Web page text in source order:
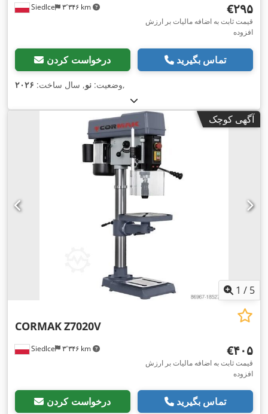
Siedlce ۳٬۳۴۶ km ‎€۲۹۵
قیمت ثابت به اضافه مالیات بر ارزش
افزوده
درخواست کردن تماس بگیرید
وضعیت: نو, سال ساخت: ۲۰۲۶ ,
آگهی کوچک
1 / 5
Siedlce ۳٬۳۴۶ km
CORMAKZ7020V
‎€۴۰۵
قیمت ثابت به اضافه مالیات بر ارزش
افزوده
درخواست کردن تماس بگیرید